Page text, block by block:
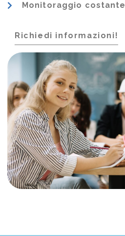
Monitoraggio costante
Richiedi informazioni!